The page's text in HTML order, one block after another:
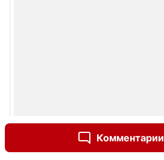
Комментарии